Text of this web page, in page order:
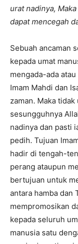
urat nadinya,
dapat mencegah
Sebuah ancaman
kepada umat
mengada-ada
Imam Mahdi dan
zaman. Maka
sesungguhnya
nadinya dan pasti
pedih. Tujuan
hadir di tengah-
perang ataupun
bertujuan untuk
antara hamba dan
mempromosikan
kepada seluruh
manusia satu